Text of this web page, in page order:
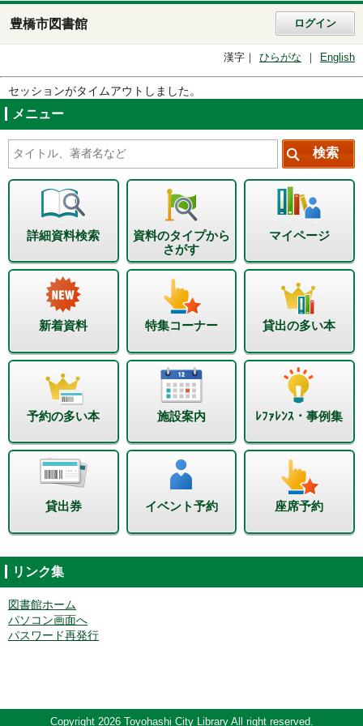
豊橋市図書館 ログイン
漢字 ひらがな English
セッションがタイムアウトしました。
メニュー
詳細資料検索
資料のタイプから
さがす
マイページ
新着資料 特集コーナー 貸出の多い本
予約の多い本 施設案内 ﾚﾌｧﾚﾝｽ・事例集
貸出券 イベント予約 座席予約
リンク集
図書館ホーム
パソコン画面へ
パスワード再発行
Copyright 2026 Toyohashi City Library All right reserved.